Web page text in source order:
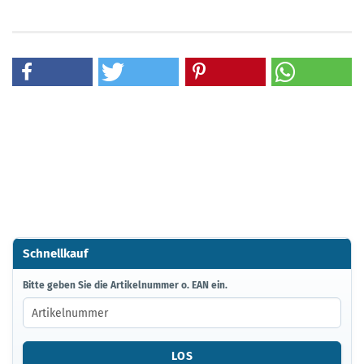
Schnellkauf
BITTE
GEBEN
SIE
DIE
ARTIKELNUMMER
Bitte geben Sie die Artikelnummer o. EAN ein.
LOS